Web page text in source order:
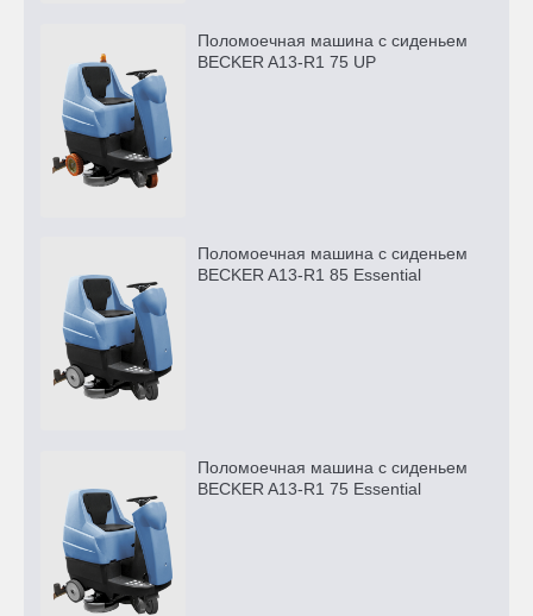
Поломоечная машина с сиденьем
BECKER A13-R1 75 UP
Поломоечная машина с сиденьем
BECKER A13-R1 85 Essential
Поломоечная машина с сиденьем
BECKER A13-R1 75 Essential